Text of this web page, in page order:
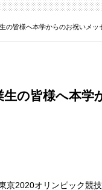
の皆様へ本学からのお祝いメッ
生の皆様へ本
京2020オリンピック